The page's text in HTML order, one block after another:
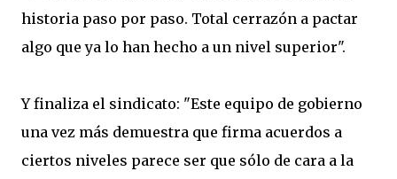
historia paso por paso. Total cerrazón a pactar
algo que ya lo han hecho a un nivel superior".
Y finaliza el sindicato: "Este equipo de gobierno
una vez más demuestra que firma acuerdos a
ciertos niveles parece ser que sólo de cara a la